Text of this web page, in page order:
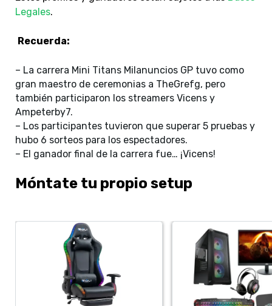
Legales.
Recuerda:
– La carrera Mini Titans Milanuncios GP tuvo como
gran maestro de ceremonias a TheGrefg, pero
también participaron los streamers Vicens y
Ampeterby7.
– Los participantes tuvieron que superar 5 pruebas y
hubo 6 sorteos para los espectadores.
– El ganador final de la carrera fue… ¡Vicens!
Móntate tu propio setup